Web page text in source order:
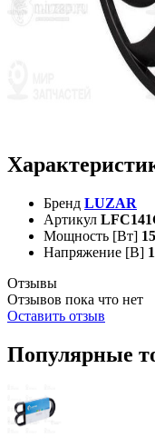
Бренд LUZAR
Артикул
Мощность [Вт]
Напряжение [В]
Отзывы
Отзывов пока что нет
Оставить отзыв
Популярные